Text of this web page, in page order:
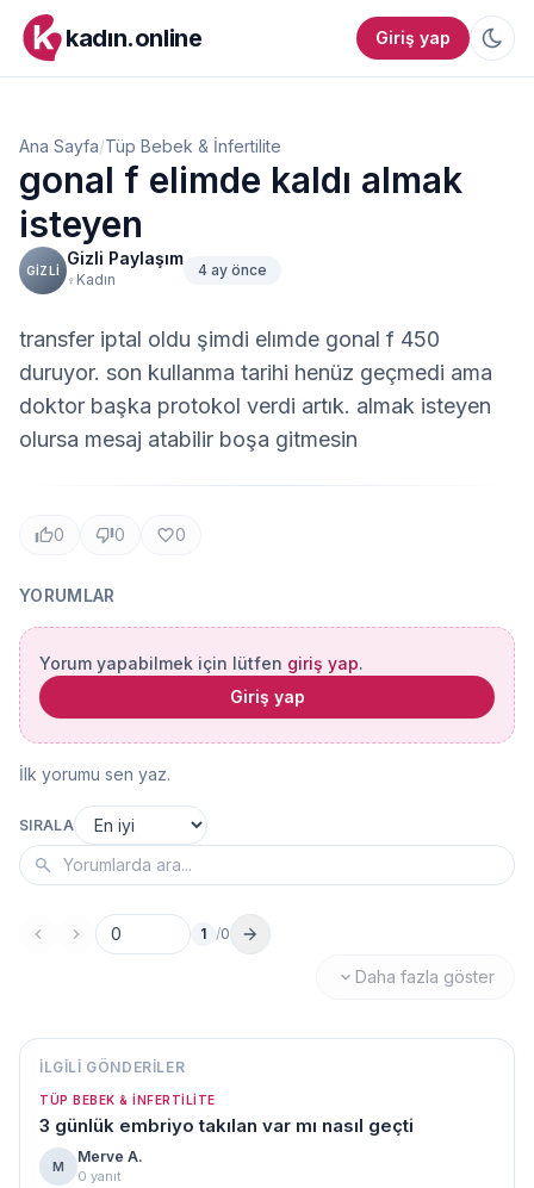
kadın.online Giriş yap
Ana Sayfa/Tüp Bebek & İnfertilite
gonal f elimde kaldı almak
isteyen
GIZLI
Gizli Paylaşım
♀ Kadın
4 ay önce
transfer iptal oldu şimdi elımde gonal f 450
duruyor. son kullanma tarihi henüz geçmedi ama
doktor başka protokol verdi artık. almak isteyen
olursa mesaj atabilir boşa gitmesin
0 0 0
YORUMLAR
Yorum yapabilmek için lütfen giriş yap.
Giriş yap
İlk yorumu sen yaz.
SIRALA
Sayfa no
1 /0
Daha fazla göster
İLGILI GÖNDERILER
TÜP BEBEK & İNFERTILITE
3 günlük embriyo takılan var mı nasıl geçti
M
Merve A.
0 yanıt